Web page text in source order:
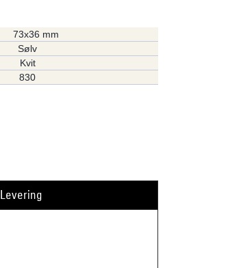
73x36 mm
Sølv
Kvit
830
Levering